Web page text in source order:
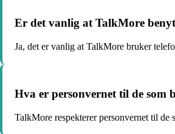
Er det vanlig at TalkMore
Ja, det er vanlig at TalkMore bruker
Hva er personvernet til de som
TalkMore respekterer personvernet til